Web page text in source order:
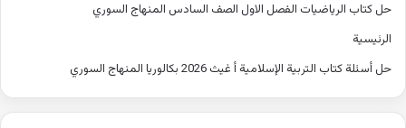
حل كتاب الرياضيات الفصل الاول الصف السادس المنهاج السوري
الرئيسية
حل أسئلة كتاب التربية الإسلامية أ غيث 2026 بكالوريا المنهاج السوري